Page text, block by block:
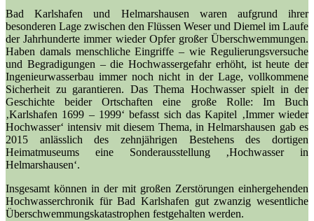
Bad Karlshafen und Helmarshausen waren aufgrund ihrer
besonderen Lage zwischen den Flüssen Weser und Diemel im Laufe
der Jahrhunderte immer wieder Opfer großer Überschwemmungen.
Haben damals menschliche Eingriffe – wie Regulierungsversuche
und Begradigungen – die Hochwassergefahr erhöht, ist heute der
Ingenieurwasserbau immer noch nicht in der Lage, vollkommene
Sicherheit zu garantieren. Das Thema Hochwasser spielt in der
Geschichte beider Ortschaften eine große Rolle: Im Buch
‚Karlshafen 1699 – 1999‘ befasst sich das Kapitel ‚Immer wieder
Hochwasser‘ intensiv mit diesem Thema, in Helmarshausen gab es
2015 anlässlich des zehnjährigen Bestehens des dortigen
Heimatmuseums eine Sonderausstellung ‚Hochwasser in
Helmarshausen‘.
Insgesamt können in der mit großen Zerstörungen einhergehenden
Hochwasserchronik für Bad Karlshafen gut zwanzig wesentliche
Überschwemmungskatastrophen festgehalten werden.